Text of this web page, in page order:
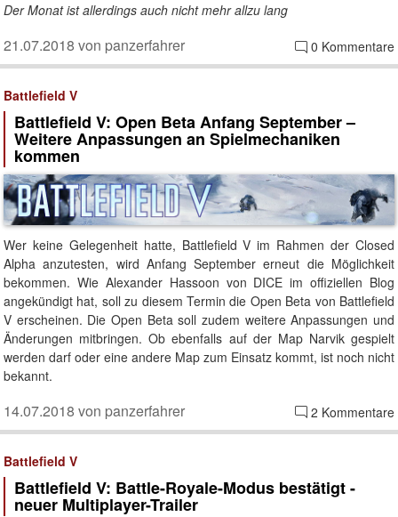
Der Monat ist allerdings auch nicht mehr allzu lang
0 Kommentare
21.07.2018 von panzerfahrer
Battlefield V
Battlefield V: Open Beta Anfang September –
Weitere Anpassungen an Spielmechaniken
kommen
Wer keine Gelegenheit hatte, Battlefield V im Rahmen der Closed
Alpha anzutesten, wird Anfang September erneut die Möglichkeit
bekommen. Wie Alexander Hassoon von DICE im offiziellen Blog
angekündigt hat, soll zu diesem Termin die Open Beta von Battlefield
V erscheinen. Die Open Beta soll zudem weitere Anpassungen und
Änderungen mitbringen. Ob ebenfalls auf der Map Narvik gespielt
werden darf oder eine andere Map zum Einsatz kommt, ist noch nicht
bekannt.
2 Kommentare
14.07.2018 von panzerfahrer
Battlefield V
Battlefield V: Battle-Royale-Modus bestätigt -
neuer Multiplayer-Trailer